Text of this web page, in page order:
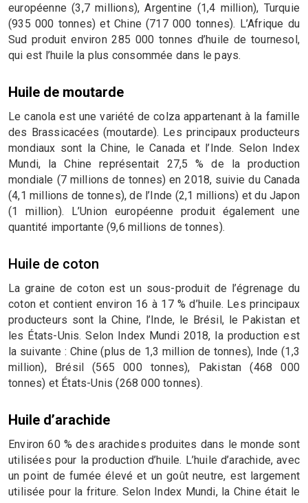
européenne (3,7 millions), Argentine (1,4 million), Turquie
(935 000 tonnes) et Chine (717 000 tonnes). L’Afrique du
Sud produit environ 285 000 tonnes d’huile de tournesol,
qui est l’huile la plus consommée dans le pays.
Huile de moutarde
Le canola est une variété de colza appartenant à la famille
des Brassicacées (moutarde). Les principaux producteurs
mondiaux sont la Chine, le Canada et l’Inde. Selon Index
Mundi, la Chine représentait 27,5 % de la production
mondiale (7 millions de tonnes) en 2018, suivie du Canada
(4,1 millions de tonnes), de l’Inde (2,1 millions) et du Japon
(1 million). L’Union européenne produit également une
quantité importante (9,6 millions de tonnes).
Huile de coton
La graine de coton est un sous-produit de l’égrenage du
coton et contient environ 16 à 17 % d’huile. Les principaux
producteurs sont la Chine, l’Inde, le Brésil, le Pakistan et
les États-Unis. Selon Index Mundi 2018, la production est
la suivante : Chine (plus de 1,3 million de tonnes), Inde (1,3
million), Brésil (565 000 tonnes), Pakistan (468 000
tonnes) et États-Unis (268 000 tonnes).
Huile d’arachide
Environ 60 % des arachides produites dans le monde sont
utilisées pour la production d’huile. L’huile d’arachide, avec
un point de fumée élevé et un goût neutre, est largement
utilisée pour la friture. Selon Index Mundi, la Chine était le